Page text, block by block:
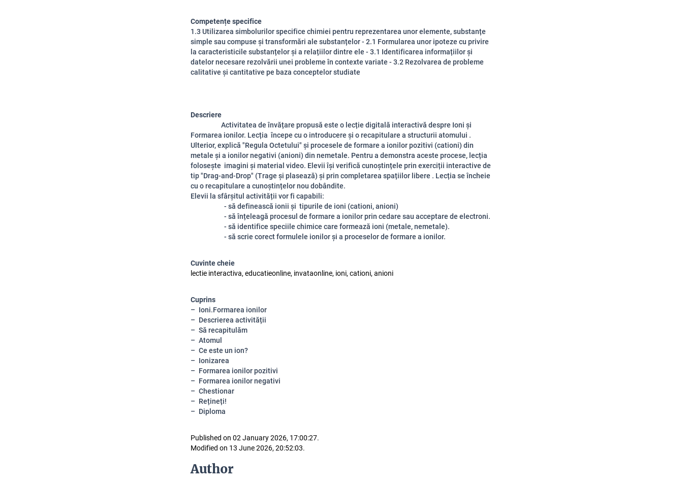
Competențe specifice
1.3 Utilizarea simbolurilor specifice chimiei pentru reprezentarea unor elemente, substanțe
simple sau compuse și transformări ale substanțelor - 2.1 Formularea unor ipoteze cu privire
la caracteristicile substanțelor și a relațiilor dintre ele - 3.1 Identificarea informațiilor și
datelor necesare rezolvării unei probleme în contexte variate - 3.2 Rezolvarea de probleme
calitative și cantitative pe baza conceptelor studiate
Descriere
Activitatea de învățare propusă este o lecție digitală interactivă despre Ioni și
Formarea ionilor. Lecția începe cu o introducere și o recapitulare a structurii atomului .
Ulterior, explică "Regula Octetului" și procesele de formare a ionilor pozitivi (cationi) din
metale și a ionilor negativi (anioni) din nemetale. Pentru a demonstra aceste procese, lecția
folosește imagini și material video. Elevii își verifică cunoștințele prin exerciții interactive de
tip "Drag-and-Drop" (Trage și plasează) și prin completarea spațiilor libere . Lecția se încheie
cu o recapitulare a cunoștințelor nou dobândite.
Elevii la sfârșitul activității vor fi capabili:
- să definească ionii și tipurile de ioni (cationi, anioni)
- să înțeleagă procesul de formare a ionilor prin cedare sau acceptare de electroni.​​​​
- să identifice speciile chimice care formează ioni (metale, nemetale).
- să scrie corect formulele ionilor și a proceselor de formare a ionilor.
Cuvinte cheie
lectie interactiva, educatieonline, invataonline, ioni, cationi, anioni
Cuprins
Ioni.Formarea ionilor
Descrierea activității
Să recapitulăm
Atomul
Ce este un ion?
Ionizarea
Formarea ionilor pozitivi
Formarea ionilor negativi
Chestionar
Rețineți!
Diploma
Published on 02 January 2026, 17:00:27.
Modified on 13 June 2026, 20:52:03.
Author